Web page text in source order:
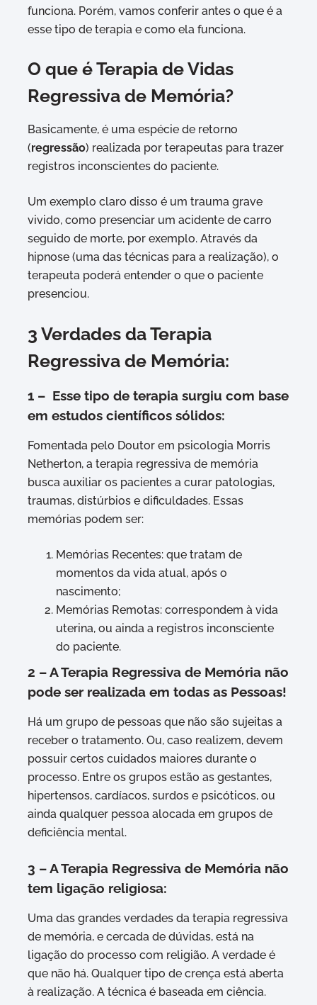
funciona. Porém, vamos conferir antes o que é a
esse tipo de terapia e como ela funciona.
O que é Terapia de Vidas
Regressiva de Memória?
Basicamente, é uma espécie de retorno
(regressão) realizada por terapeutas para trazer
registros inconscientes do paciente.
Um exemplo claro disso é um trauma grave
vivido, como presenciar um acidente de carro
seguido de morte, por exemplo. Através da
hipnose (uma das técnicas para a realização), o
terapeuta poderá entender o que o paciente
presenciou.
3 Verdades da Terapia
Regressiva de Memória:
1 – Esse tipo de terapia surgiu com base
em estudos científicos sólidos:
Fomentada pelo Doutor em psicologia Morris
Netherton, a terapia regressiva de memória
busca auxiliar os pacientes a curar patologias,
traumas, distúrbios e dificuldades. Essas
memórias podem ser:
Memórias Recentes: que tratam de
momentos da vida atual, após o
nascimento;
Memórias Remotas: correspondem à vida
uterina, ou ainda a registros inconsciente
do paciente.
2 – A Terapia Regressiva de Memória não
pode ser realizada em todas as Pessoas!
Há um grupo de pessoas que não são sujeitas a
receber o tratamento. Ou, caso realizem, devem
possuir certos cuidados maiores durante o
processo. Entre os grupos estão as gestantes,
hipertensos, cardíacos, surdos e psicóticos, ou
ainda qualquer pessoa alocada em grupos de
deficiência mental.
3 – A Terapia Regressiva de Memória não
tem ligação religiosa:
Uma das grandes verdades da terapia regressiva
de memória, e cercada de dúvidas, está na
ligação do processo com religião. A verdade é
que não há. Qualquer tipo de crença está aberta
à realização. A técnica é baseada em ciência.